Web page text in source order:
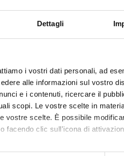
Dettagli
i vostri dati personali, ad
alle informazioni sul vostro
e i contenuti, ricercare il
scopi. Le vostre scelte in
vostre scelte. È possibile
facendo clic sull'icona di
anche:
seminariale e viene svolto
informazioni. Verranno presi in
e la ricerca storica; basi
fogli di calcolo, word
su WWW, HTML, nozioni di XML,
Visualizza la
recuperare i testi in